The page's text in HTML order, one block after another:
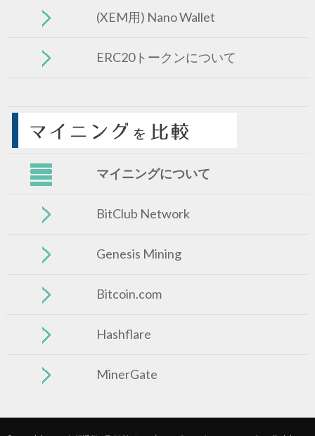
(XEM用) Nano Wallet
ERC20トークンについて
マイニングについて
BitClub Network
Genesis Mining
Bitcoin.com
Hashflare
MinerGate